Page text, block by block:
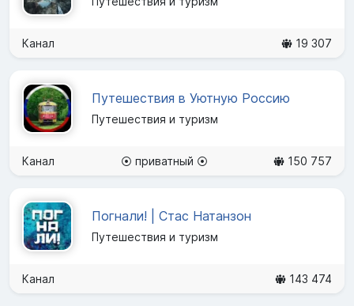
Канал 19 307
Путешествия в Уютную Россию
Путешествия и туризм
Канал ⦿ приватный ⦿ 150 757
Погнали! | Стас Натанзон
Путешествия и туризм
Канал 143 474